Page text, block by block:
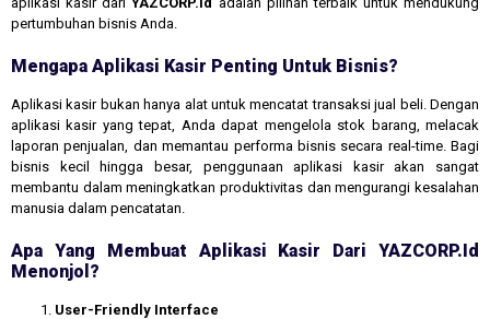
pertumbuhan bisnis Anda.
Mengapa Aplikasi Kasir Penting Untuk Bisnis?
Aplikasi kasir bukan hanya alat untuk mencatat transaksi jual beli. Dengan
aplikasi kasir yang tepat, Anda dapat mengelola stok barang, melacak
laporan penjualan, dan memantau performa bisnis secara real-time. Bagi
bisnis kecil hingga besar, penggunaan aplikasi kasir akan sangat
membantu dalam meningkatkan produktivitas dan mengurangi kesalahan
manusia dalam pencatatan.
Apa Yang Membuat Aplikasi Kasir Dari YAZCORP.id
Menonjol?
User-Friendly Interface